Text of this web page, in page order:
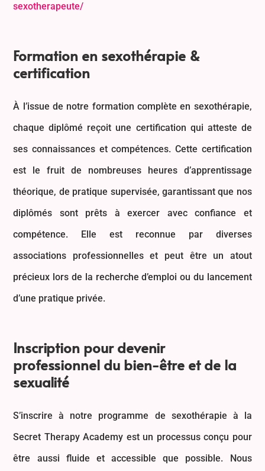
sexotherapeute/
Formation en sexothérapie &
certification
À l’issue de notre formation complète en sexothérapie,
chaque diplômé reçoit une certification qui atteste de
ses connaissances et compétences. Cette certification
est le fruit de nombreuses heures d’apprentissage
théorique, de pratique supervisée, garantissant que nos
diplômés sont prêts à exercer avec confiance et
compétence. Elle est reconnue par diverses
associations professionnelles et peut être un atout
précieux lors de la recherche d’emploi ou du lancement
d’une pratique privée.
Inscription pour devenir
professionnel du bien-être et de la
sexualité
S’inscrire à notre programme de sexothérapie à la
Secret Therapy Academy est un processus conçu pour
être aussi fluide et accessible que possible. Nous